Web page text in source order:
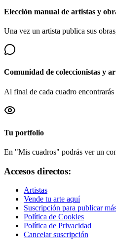
Elección manual de artistas y
Una vez un artista publica sus
Comunidad de coleccionistas y
Al final de cada cuadro
Tu portfolio
En "Mis cuadros" podrás ver un
Accesos directos:
Artistas
Vende tu arte aquí
Suscripción para publicar
Política de Cookies
Política de Privacidad
Cancelar suscripción